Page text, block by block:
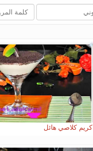
كريم كلاصي هائل